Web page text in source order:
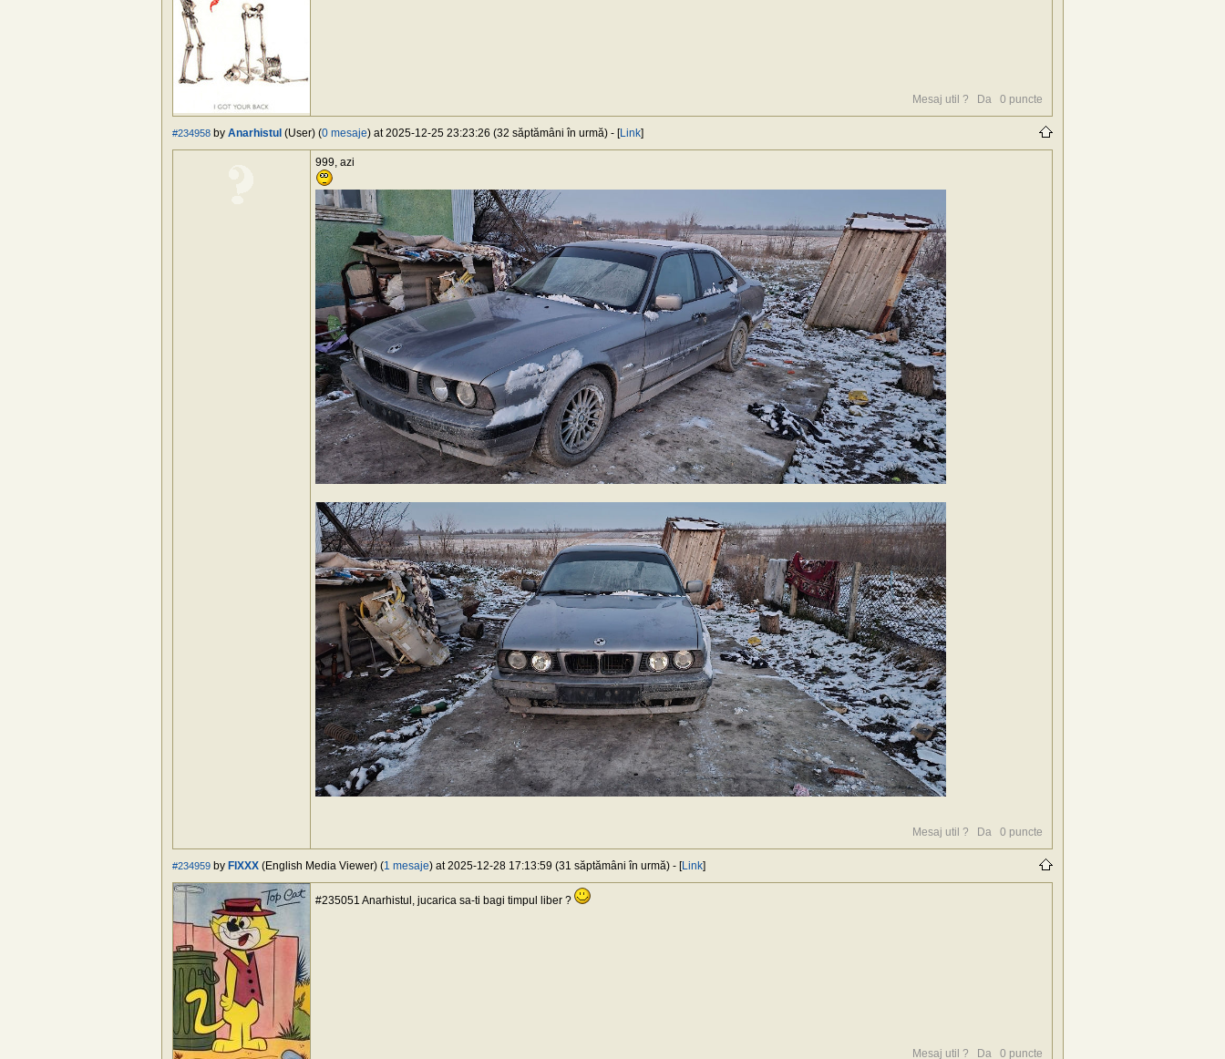
Mesaj util ? Da 0 puncte
#234958 by Anarhistul (User) (0 mesaje) at 2025-12-25 23:23:26 (32 săptămâni în urmă) - [Link]
999, azi
Mesaj util ? Da 0 puncte
#234959 by FIXXX (English Media Viewer) (1 mesaje) at 2025-12-28 17:13:59 (31 săptămâni în urmă) - [Link]
#235051 Anarhistul, jucarica sa-ti bagi timpul liber ?
Mesaj util ? Da 0 puncte